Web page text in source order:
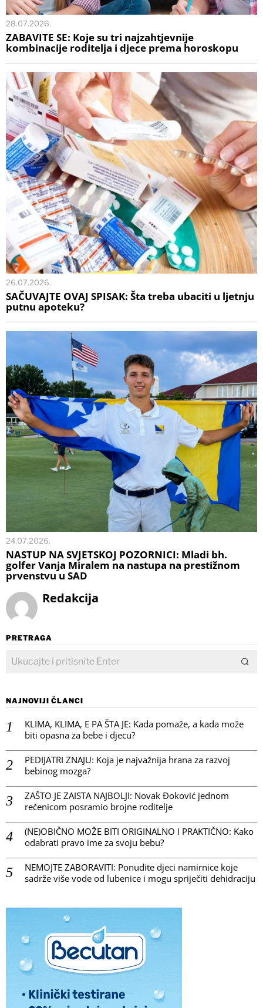
28.07.2026.
ZABAVITE SE: Koje su tri najzahtjevnije
kombinacije roditelja i djece prema horoskopu
26.07.2026.
SAČUVAJTE OVAJ SPISAK: Šta treba ubaciti u ljetnju
putnu apoteku?
24.07.2026.
NASTUP NA SVJETSKOJ POZORNICI: Mladi bh.
golfer Vanja Miralem na nastupa na prestižnom
prvenstvu u SAD
Redakcija
PRETRAGA
NAJNOVIJI ČLANCI
KLIMA, KLIMA, E PA ŠTA JE: Kada pomaže, a kada može
biti opasna za bebe i djecu?
PEDIJATRI ZNAJU: Koja je najvažnija hrana za razvoj
bebinog mozga?
ZAŠTO JE ZAISTA NAJBOLJI: Novak Đoković jednom
rečenicom posramio brojne roditelje
(NE)OBIČNO MOŽE BITI ORIGINALNO I PRAKTIČNO: Kako
odabrati pravo ime za svoju bebu?
NEMOJTE ZABORAVITI: Ponudite djeci namirnice koje
sadrže više vode od lubenice i mogu spriječiti dehidraciju